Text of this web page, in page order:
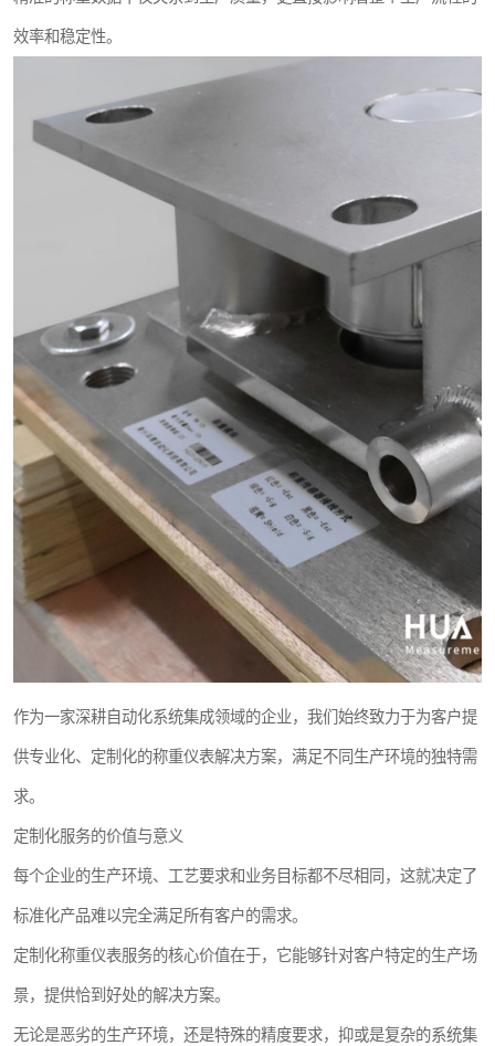
效率和稳定性。
作为一家深耕自动化系统集成领域的企业，我们始终致力于为客户提
供专业化、定制化的称重仪表解决方案，满足不同生产环境的独特需
求。
定制化服务的价值与意义
每个企业的生产环境、工艺要求和业务目标都不尽相同，这就决定了
标准化产品难以完全满足所有客户的需求。
定制化称重仪表服务的核心价值在于，它能够针对客户特定的生产场
景，提供恰到好处的解决方案。
无论是恶劣的生产环境，还是特殊的精度要求，抑或是复杂的系统集